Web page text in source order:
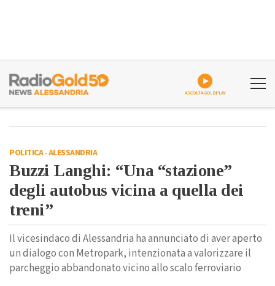
ASCOLTA GOLDPLAY
POLITICA-ALESSANDRIA
Buzzi Langhi: “Una “stazione”
degli autobus vicina a quella dei
treni”
Il vicesindaco di Alessandria ha annunciato di aver aperto
un dialogo con Metropark, intenzionata a valorizzare il
parcheggio abbandonato vicino allo scalo ferroviario